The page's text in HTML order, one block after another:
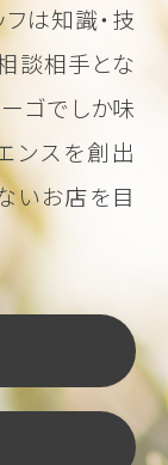
は知識・技
談相手とな
ーゴでしか味
ンスを創出
いお店を目